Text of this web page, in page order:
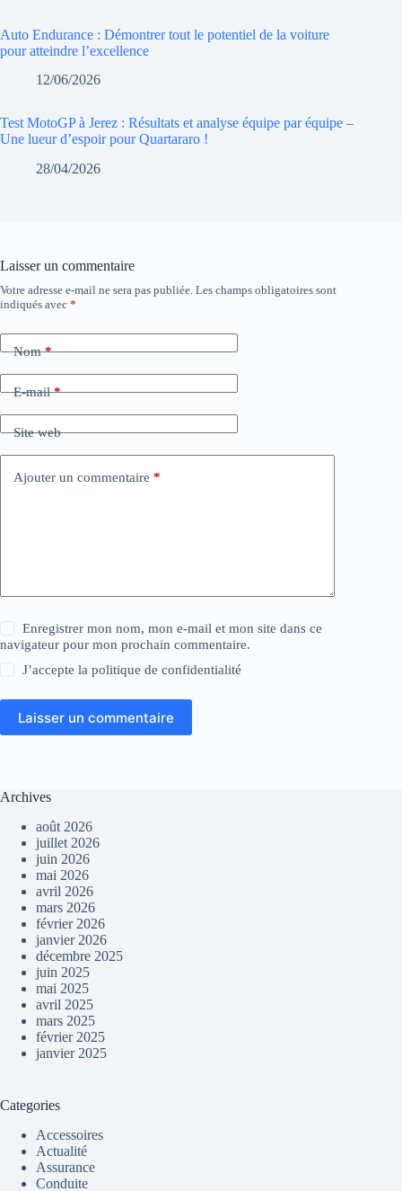
Auto Endurance : Démontrer tout le potentiel de la voiture
pour atteindre l’excellence
12/06/2026
Test MotoGP à Jerez : Résultats et analyse équipe par équipe –
Une lueur d’espoir pour Quartararo !
28/04/2026
Laisser un commentaire
Votre adresse e-mail ne sera pas publiée. Les champs obligatoires sont
indiqués avec *
Nom*
E-mail*
Site web
Ajouter un commentaire *
Enregistrer mon nom, mon e-mail et mon site dans ce
navigateur pour mon prochain commentaire.
J’accepte lapolitique de confidentialité
Laisser un commentaire
Archives
août 2026
juillet 2026
juin 2026
mai 2026
avril 2026
mars 2026
février 2026
janvier 2026
décembre 2025
juin 2025
mai 2025
avril 2025
mars 2025
février 2025
janvier 2025
Categories
Accessoires
Actualité
Assurance
Conduite